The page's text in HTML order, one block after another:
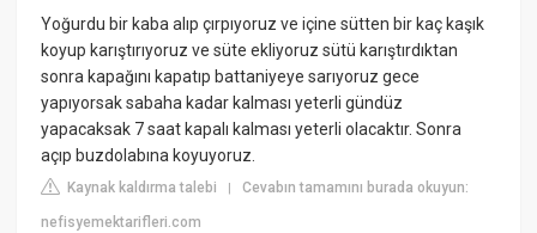
Yoğurdu bir kaba alıp çırpıyoruz ve içine sütten bir kaç kaşık
koyup karıştırıyoruz ve süte ekliyoruz sütü karıştırdıktan
sonra kapağını kapatıp battaniyeye sarıyoruz gece
yapıyorsak sabaha kadar kalması yeterli gündüz
yapacaksak 7 saat kapalı kalması yeterli olacaktır. Sonra
açıp buzdolabına koyuyoruz.
Kaynak kaldırma talebi |Cevabın tamamını burada okuyun:
nefisyemektarifleri.com